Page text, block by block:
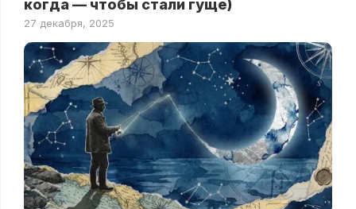
когда — чтобы стали гуще)
27 декабря, 2025